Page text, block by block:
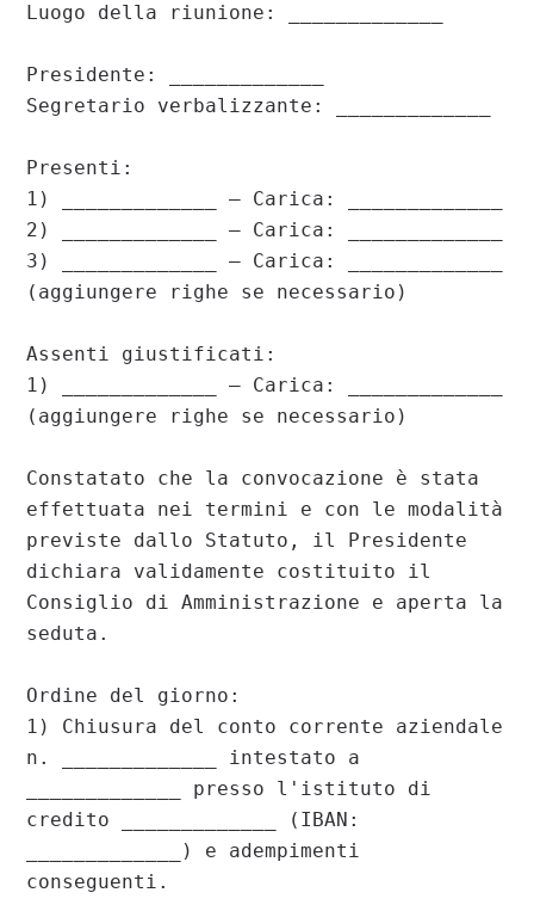
Luogo della riunione: _____________
Presidente: _____________
Segretario verbalizzante: _____________
Presenti:
1) _____________ – Carica: _____________
2) _____________ – Carica: _____________
3) _____________ – Carica: _____________
(aggiungere righe se necessario)
Assenti giustificati:
1) _____________ – Carica: _____________
(aggiungere righe se necessario)
Constatato che la convocazione è stata
effettuata nei termini e con le modalità
previste dallo Statuto, il Presidente
dichiara validamente costituito il
Consiglio di Amministrazione e aperta la
seduta.
Ordine del giorno:
1) Chiusura del conto corrente aziendale
n. _____________ intestato a
_____________ presso l'istituto di
credito _____________ (IBAN:
_____________) e adempimenti
conseguenti.